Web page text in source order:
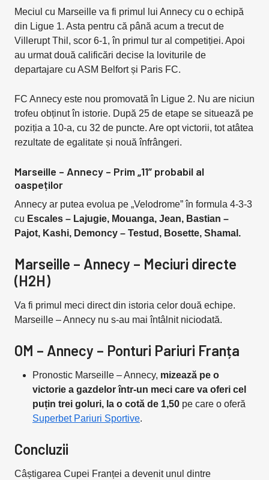
Meciul cu Marseille va fi primul lui Annecy cu o echipă
din Ligue 1. Asta pentru că până acum a trecut de
Villerupt Thil, scor 6-1, în primul tur al competiției. Apoi
au urmat două calificări decise la loviturile de
departajare cu ASM Belfort și Paris FC.
FC Annecy este nou promovată în Ligue 2. Nu are niciun
trofeu obținut în istorie. După 25 de etape se situează pe
poziția a 10-a, cu 32 de puncte. Are opt victorii, tot atâtea
rezultate de egalitate și nouă înfrângeri.
Marseille – Annecy – Prim „11” probabil al
oaspeților
Annecy ar putea evolua pe „Velodrome” în formula 4-3-3
cu Escales – Lajugie, Mouanga, Jean, Bastian –
Pajot, Kashi, Demoncy – Testud, Bosette, Shamal.
Marseille – Annecy – Meciuri directe
(H2H)
Va fi primul meci direct din istoria celor două echipe.
Marseille – Annecy nu s-au mai întâlnit niciodată.
OM – Annecy – Ponturi Pariuri Franța
Pronostic Marseille – Annecy, mizează pe o
victorie a gazdelor într-un meci care va oferi cel
puțin trei goluri, la o cotă de 1,50 pe care o oferă
Superbet Pariuri Sportive.
Concluzii
Câștigarea Cupei Franței a devenit unul dintre